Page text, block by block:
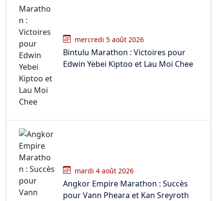
mercredi 5 août 2026
Bintulu Marathon : Victoires pour
Edwin Yebei Kiptoo et Lau Moi Chee
mardi 4 août 2026
Angkor Empire Marathon : Succès
pour Vann Pheara et Kan Sreyroth